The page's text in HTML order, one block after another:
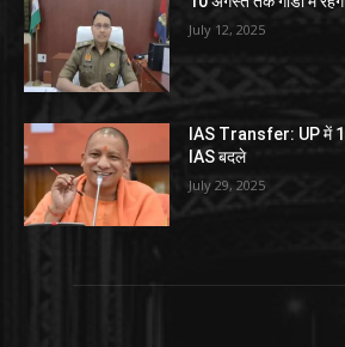
July 12, 2025
IAS Transfer: UP में
IAS बदले
July 29, 2025